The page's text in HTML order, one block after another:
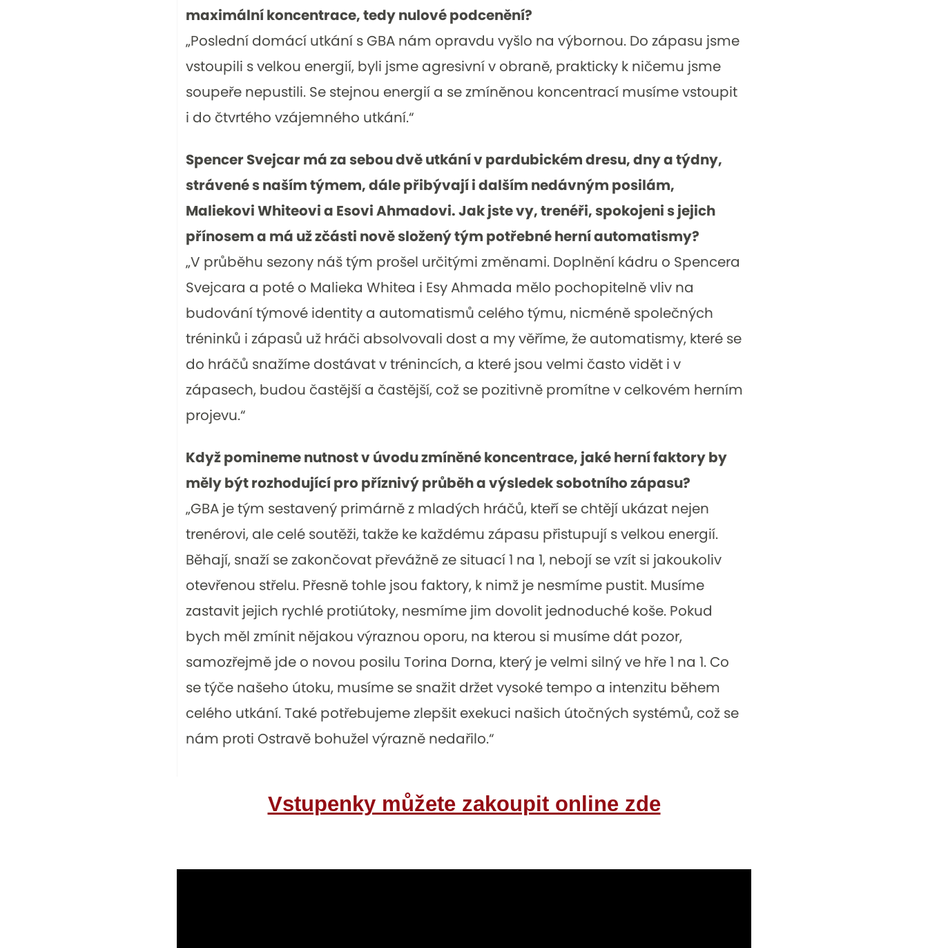
maximální koncentrace, tedy nulové podcenění?
„Poslední domácí utkání s GBA nám opravdu vyšlo na výbornou. Do zápasu jsme
vstoupili s velkou energií, byli jsme agresivní v obraně, prakticky k ničemu jsme
soupeře nepustili. Se stejnou energií a se zmíněnou koncentrací musíme vstoupit
i do čtvrtého vzájemného utkání.“
Spencer Svejcar má za sebou dvě utkání v pardubickém dresu, dny a týdny,
strávené s naším týmem, dále přibývají i dalším nedávným posilám,
Maliekovi Whiteovi a Esovi Ahmadovi. Jak jste vy, trenéři, spokojeni s jejich
přínosem a má už zčásti nově složený tým potřebné herní automatismy?
„V průběhu sezony náš tým prošel určitými změnami. Doplnění kádru o Spencera
Svejcara a poté o Malieka Whitea i Esy Ahmada mělo pochopitelně vliv na
budování týmové identity a automatismů celého týmu, nicméně společných
tréninků i zápasů už hráči absolvovali dost a my věříme, že automatismy, které se
do hráčů snažíme dostávat v trénincích, a které jsou velmi často vidět i v
zápasech, budou častější a častější, což se pozitivně promítne v celkovém herním
projevu.“
Když pomineme nutnost v úvodu zmíněné koncentrace, jaké herní faktory by
měly být rozhodující pro příznivý průběh a výsledek sobotního zápasu?
„GBA je tým sestavený primárně z mladých hráčů, kteří se chtějí ukázat nejen
trenérovi, ale celé soutěži, takže ke každému zápasu přistupují s velkou energií.
Běhají, snaží se zakončovat převážně ze situací 1 na 1, nebojí se vzít si jakoukoliv
otevřenou střelu. Přesně tohle jsou faktory, k nimž je nesmíme pustit. Musíme
zastavit jejich rychlé protiútoky, nesmíme jim dovolit jednoduché koše. Pokud
bych měl zmínit nějakou výraznou oporu, na kterou si musíme dát pozor,
samozřejmě jde o novou posilu Torina Dorna, který je velmi silný ve hře 1 na 1. Co
se týče našeho útoku, musíme se snažit držet vysoké tempo a intenzitu během
celého utkání. Také potřebujeme zlepšit exekuci našich útočných systémů, což se
nám proti Ostravě bohužel výrazně nedařilo.“
Vstupenky můžete zakoupit online zde